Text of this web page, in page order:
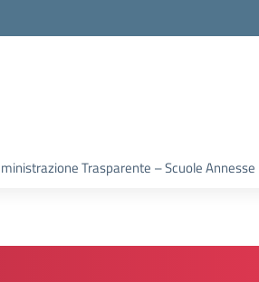
Trasparente – Scuole Annesse